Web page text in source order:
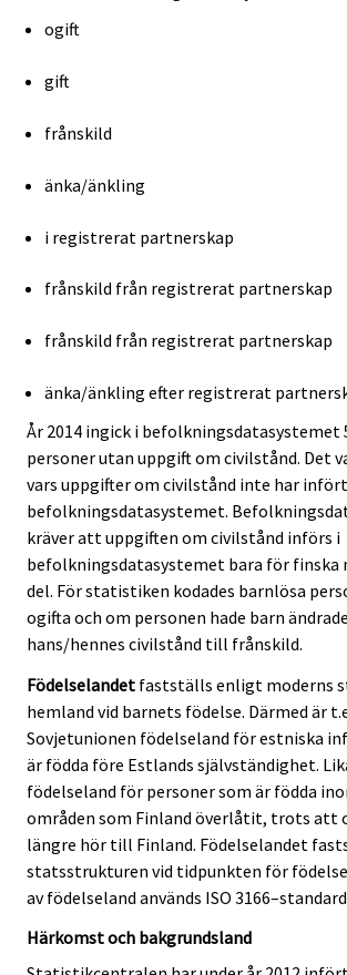
ogift
gift
frånskild
änka/änkling
i registrerat partnerskap
frånskild från registrerat partnerskap
frånskild från registrerat partnerskap
änka/änkling efter registrerat
År 2014 ingick i befolkningsdatasystemet
personer utan uppgift om civilstånd. Det
vars uppgifter om civilstånd inte har
befolkningsdatasystemet.
kräver att uppgiften om civilstånd införs i
befolkningsdatasystemet bara för finska
del. För statistiken kodades barnlösa
ogifta och om personen hade barn
hans/hennes civilstånd till frånskild.
Födelselandet fastställs enligt moderns
hemland vid barnets födelse. Därmed är
Sovjetunionen födelseland för estniska
är födda före Estlands självständighet.
födelseland för personer som är födda
områden som Finland överlåtit, trots att
längre hör till Finland. Födelselandet
statsstrukturen vid tidpunkten för
av födelseland används ISO
Härkomst och bakgrundsland